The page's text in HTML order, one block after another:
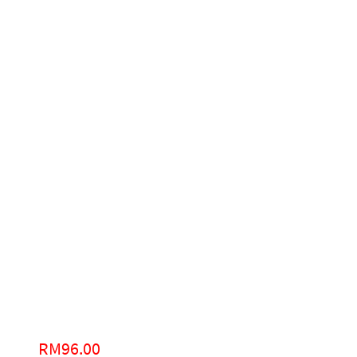
RM96.00